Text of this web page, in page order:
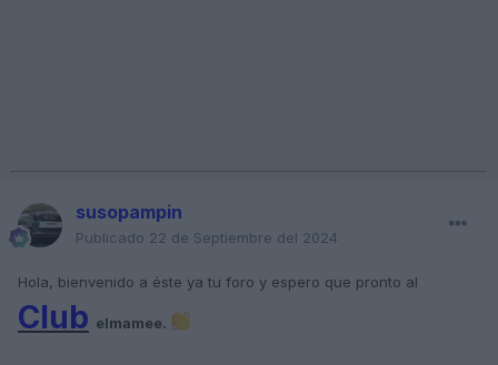
susopampin
Publicado 22 de Septiembre del 2024
Hola, bienvenido a éste ya tu foro y espero que pronto al
Club elmamee.